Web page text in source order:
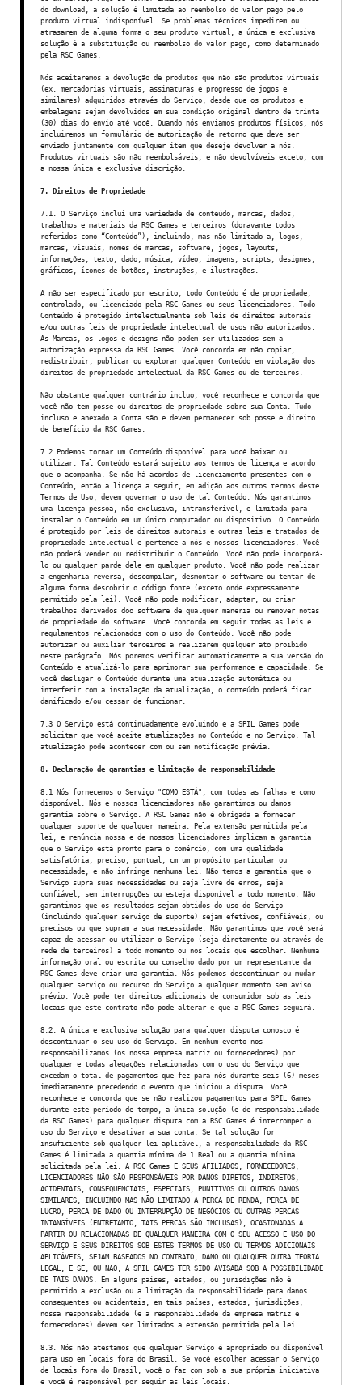
do download, a solução é limitada ao reembolso do valor pago pelo
produto virtual indisponível. Se problemas técnicos impedirem ou
atrasarem de alguma forma o seu produto virtual, a única e exclusiva
solução é a substituição ou reembolso do valor pago, como determinado
pela RSC Games.
Nós aceitaremos a devolução de produtos que não são produtos virtuais
(ex. mercadorias virtuais, assinaturas e progresso de jogos e
similares) adquiridos através do Serviço, desde que os produtos e
embalagens sejam devolvidos em sua condição original dentro de trinta
(30) dias do envio até você. Quando nós enviamos produtos físicos, nós
incluiremos um formulário de autorização de retorno que deve ser
enviado juntamente com qualquer item que deseje devolver a nós.
Produtos virtuais são não reembolsáveis, e não devolvíveis exceto, com
a nossa única e exclusiva discrição.
7. Direitos de Propriedade
7.1. O Serviço inclui uma variedade de conteúdo, marcas, dados,
trabalhos e materiais da RSC Games e terceiros (doravante todos
referidos como “Conteúdo”), incluindo, mas não limitado a, logos,
marcas, visuais, nomes de marcas, software, jogos, layouts,
informações, texto, dado, música, vídeo, imagens, scripts, designes,
gráficos, ícones de botões, instruções, e ilustrações.
A não ser especificado por escrito, todo Conteúdo é de propriedade,
controlado, ou licenciado pela RSC Games ou seus licenciadores. Todo
Conteúdo é protegido intelectualmente sob leis de direitos autorais
e/ou outras leis de propriedade intelectual de usos não autorizados.
As Marcas, os logos e designs não podem ser utilizados sem a
autorização expressa da RSC Games. Você concorda em não copiar,
redistribuir, publicar ou explorar qualquer Conteúdo em violação dos
direitos de propriedade intelectual da RSC Games ou de terceiros.
Não obstante qualquer contrário incluo, você reconhece e concorda que
você não tem posse ou direitos de propriedade sobre sua Conta. Tudo
incluso e anexado a Conta são e devem permanecer sob posse e direito
de benefício da RSC Games.
7.2 Podemos tornar um Conteúdo disponível para você baixar ou
utilizar. Tal Conteúdo estará sujeito aos termos de licença e acordo
que o acompanha. Se não há acordos de licenciamento presentes com o
Conteúdo, então a licença a seguir, em adição aos outros termos deste
Termos de Uso, devem governar o uso de tal Conteúdo. Nós garantimos
uma licença pessoa, não exclusiva, intransferível, e limitada para
instalar o Conteúdo em um único computador ou dispositivo. O Conteúdo
é protegido por leis de direitos autorais e outras leis e tratados de
propriedade intelectual e pertence a nós e nossos licenciadores. Você
não poderá vender ou redistribuir o Conteúdo. Você não pode incorporá-
lo ou qualquer parde dele em qualquer produto. Você não pode realizar
a engenharia reversa, descompilar, desmontar o software ou tentar de
alguma forma descobrir o código fonte (exceto onde expressamente
permitido pela lei). Você não pode modificar, adaptar, ou criar
trabalhos derivados doo software de qualquer maneria ou remover notas
de propriedade do software. Você concorda em seguir todas as leis e
regulamentos relacionados com o uso do Conteúdo. Você não pode
autorizar ou auxiliar terceiros a realizarem qualquer ato proibido
neste parágrafo. Nós poremos verificar automaticamente a sua versão do
Conteúdo e atualizá-lo para aprimorar sua performance e capacidade. Se
você desligar o Conteúdo durante uma atualização automática ou
interferir com a instalação da atualização, o conteúdo poderá ficar
danificado e/ou cessar de funcionar.
7.3 O Serviço está continuadamente evoluindo e a SPIL Games pode
solicitar que você aceite atualizações no Conteúdo e no Serviço. Tal
atualização pode acontecer com ou sem notificação prévia.
8. Declaração de garantias e limitação de responsabilidade
8.1 Nós fornecemos o Serviço "COMO ESTÁ", com todas as falhas e como
disponível. Nós e nossos licenciadores não garantimos ou damos
garantia sobre o Serviço. A RSC Games não é obrigada a fornecer
qualquer suporte de qualquer maneira. Pela extensão permitida pela
lei, e renúncia nossa e de nossos licenciadores implicam a garantia
que o Serviço está pronto para o comércio, com uma qualidade
satisfatória, preciso, pontual, cm um propósito particular ou
necessidade, e não infringe nenhuma lei. Não temos a garantia que o
Serviço supra suas necessidades ou seja livre de erros, seja
confiável, sem interrupções ou esteja disponível a todo momento. Não
garantimos que os resultados sejam obtidos do uso do Serviço
(incluindo qualquer serviço de suporte) sejam efetivos, confiáveis, ou
precisos ou que supram a sua necessidade. Não garantimos que você será
capaz de acessar ou utilizar o Serviço (seja diretamente ou através de
rede de terceiros) a todo momento ou nos locais que escolher. Nenhuma
informação oral ou escrita ou conselho dado por um representante da
RSC Games deve criar uma garantia. Nós podemos descontinuar ou mudar
qualquer serviço ou recurso do Serviço a qualquer momento sem aviso
prévio. Você pode ter direitos adicionais de consumidor sob as leis
locais que este contrato não pode alterar e que a RSC Games seguirá.
8.2. A única e exclusiva solução para qualquer disputa conosco é
descontinuar o seu uso do Serviço. Em nenhum evento nos
responsabilizamos (os nossa empresa matriz ou fornecedores) por
qualquer e todas alegações relacionadas com o uso do Serviço que
excedam o total de pagamentos que fez para nós durante seis (6) meses
imediatamente precedendo o evento que iniciou a disputa. Você
reconhece e concorda que se não realizou pagamentos para SPIL Games
durante este período de tempo, a única solução (e de responsabilidade
da RSC Games) para qualquer disputa com a RSC Games é interromper o
uso do Serviço e desativar a sua conta. Se tal solução for
insuficiente sob qualquer lei aplicável, a responsabilidade da RSC
Games é limitada a quantia mínima de 1 Real ou a quantia mínima
solicitada pela lei. A RSC Games E SEUS AFILIADOS, FORNECEDORES,
LICENCIADORES NÃO SÃO RESPONSÁVEIS POR DANOS DIRETOS, INDIRETOS,
ACIDENTAIS, CONSEQUENCIAIS, ESPECIAIS, PUNITIVOS OU OUTROS DANOS
SIMILARES, INCLUINDO MAS NÃO LIMITADO A PERCA DE RENDA, PERCA DE
LUCRO, PERCA DE DADO OU INTERRUPÇÃO DE NEGÓCIOS OU OUTRAS PERCAS
INTANGÍVEIS (ENTRETANTO, TAIS PERCAS SÃO INCLUSAS), OCASIONADAS A
PARTIR OU RELACIONADAS DE QUALQUER MANEIRA COM O SEU ACESSO E USO DO
SERVIÇO E SEUS DIREITOS SOB ESTES TERMOS DE USO OU TERMOS ADICIONAIS
APLICÁVEIS, SEJAM BASEADOS NO CONTRATO, DANO OU QUALQUER OUTRA TEORIA
LEGAL, E SE, OU NÃO, A SPIL GAMES TER SIDO AVISADA SOB A POSSIBILIDADE
DE TAIS DANOS. Em alguns países, estados, ou jurisdições não é
permitido a exclusão ou a limitação da responsabilidade para danos
consequentes ou acidentais, em tais países, estados, jurisdições,
nossa responsabilidade (e a responsabilidade da empresa matriz e
fornecedores) devem ser limitados a extensão permitida pela lei.
8.3. Nós não atestamos que qualquer Serviço é apropriado ou disponível
para uso em locais fora do Brasil. Se você escolher acessar o Serviço
de locais fora do Brasil, você o faz com sob a sua própria iniciativa
e você é responsável por seguir as leis locais.